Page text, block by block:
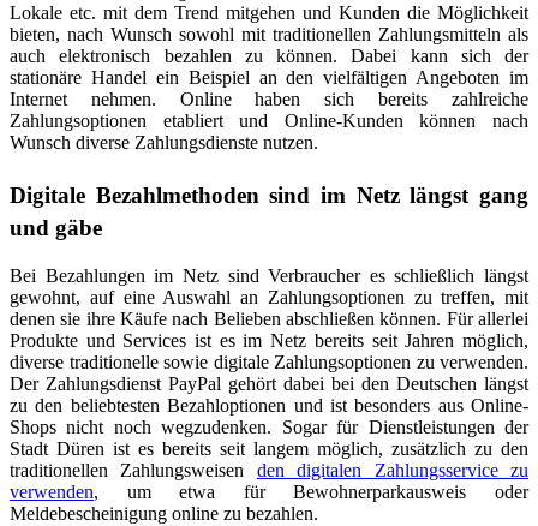
Lokale etc. mit dem Trend mitgehen und Kunden die Möglichkeit
bieten, nach Wunsch sowohl mit traditionellen Zahlungsmitteln als
auch elektronisch bezahlen zu können. Dabei kann sich der
stationäre Handel ein Beispiel an den vielfältigen Angeboten im
Internet nehmen. Online haben sich bereits zahlreiche
Zahlungsoptionen etabliert und Online-Kunden können nach
Wunsch diverse Zahlungsdienste nutzen.
Digitale Bezahlmethoden sind im Netz längst gang
und gäbe
Bei Bezahlungen im Netz sind Verbraucher es schließlich längst
gewohnt, auf eine Auswahl an Zahlungsoptionen zu treffen, mit
denen sie ihre Käufe nach Belieben abschließen können. Für allerlei
Produkte und Services ist es im Netz bereits seit Jahren möglich,
diverse traditionelle sowie digitale Zahlungsoptionen zu verwenden.
Der Zahlungsdienst PayPal gehört dabei bei den Deutschen längst
zu den beliebtesten Bezahloptionen und ist besonders aus Online-
Shops nicht noch wegzudenken. Sogar für Dienstleistungen der
Stadt Düren ist es bereits seit langem möglich, zusätzlich zu den
traditionellen Zahlungsweisen den digitalen Zahlungsservice zu
verwenden, um etwa für Bewohnerparkausweis oder
Meldebescheinigung online zu bezahlen.